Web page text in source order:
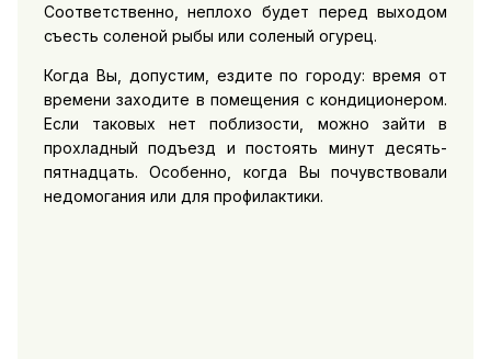
Соответственно, неплохо будет перед выходом
съесть соленой рыбы или соленый огурец.
Когда Вы, допустим, ездите по городу: время от
времени заходите в помещения с кондиционером.
Если таковых нет поблизости, можно зайти в
прохладный подъезд и постоять минут десять-
пятнадцать. Особенно, когда Вы почувствовали
недомогания или для профилактики.